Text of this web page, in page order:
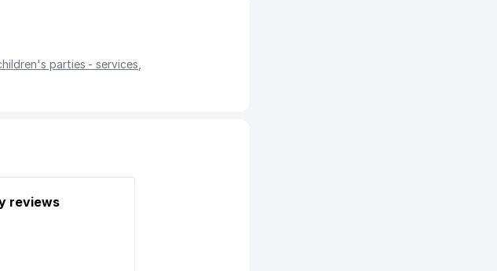
parties - services
reviews